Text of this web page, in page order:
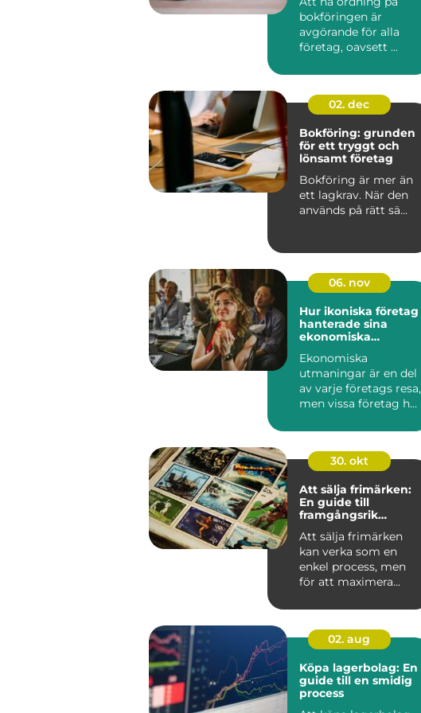
bokföringen är
avgörande för alla
företag, oavsett ...
02. dec
Bokföring: grunden
för ett tryggt och
lönsamt företag
Bokföring är mer än
ett lagkrav. När den
används på rätt sä...
06. nov
Hur ikoniska företag
hanterade sina
ekonomiska
Ekonomiska
utmaningar är en del
av varje företags resa,
men vissa företag har
30. okt
Att sälja frimärken:
En guide till
framgångsrik
Att sälja frimärken
kan verka som en
enkel process, men
för att maximera
02. aug
Köpa lagerbolag: En
guide till en smidig
process